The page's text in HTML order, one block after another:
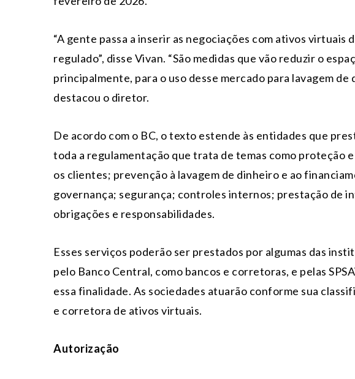
“A gente passa a inserir as negociações com ativos virtuais
regulado”, disse Vivan. “São medidas que vão reduzir o
principalmente, para o uso desse mercado para lavagem de
destacou o diretor.
De acordo com o BC, o texto estende às entidades que
toda a regulamentação que trata de temas como proteção
os clientes; prevenção à lavagem de dinheiro e ao
governança; segurança; controles internos; prestação de
obrigações e responsabilidades.
Esses serviços poderão ser prestados por algumas das
pelo Banco Central, como bancos e corretoras, e pelas
essa finalidade. As sociedades atuarão conforme sua
e corretora de ativos virtuais.
Autorização